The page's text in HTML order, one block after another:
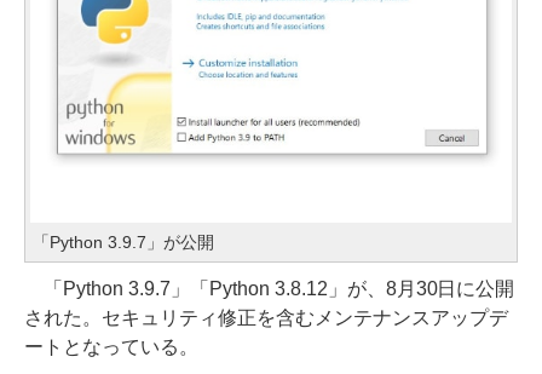
「Python 3.9.7」が公開
「Python 3.9.7」「Python 3.8.12」が、8月30日に公開
された。セキュリティ修正を含むメンテナンスアップデ
ートとなっている。